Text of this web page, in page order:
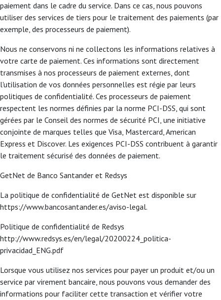
paiement dans le cadre du service. Dans ce cas, nous pouvons
utiliser des services de tiers pour le traitement des paiements (par
exemple, des processeurs de paiement).
Nous ne conservons ni ne collectons les informations relatives à
votre carte de paiement. Ces informations sont directement
transmises à nos processeurs de paiement externes, dont
l'utilisation de vos données personnelles est régie par leurs
politiques de confidentialité. Ces processeurs de paiement
respectent les normes définies par la norme PCI-DSS, qui sont
gérées par le Conseil des normes de sécurité PCI, une initiative
conjointe de marques telles que Visa, Mastercard, American
Express et Discover. Les exigences PCI-DSS contribuent à garantir
le traitement sécurisé des données de paiement.
GetNet de Banco Santander et Redsys
La politique de confidentialité de GetNet est disponible sur
https://www.bancosantander.es/aviso-legal.
Politique de confidentialité de Redsys
http://www.redsys.es/en/legal/20200224_politica-
privacidad_ENG.pdf
Lorsque vous utilisez nos services pour payer un produit et/ou un
service par virement bancaire, nous pouvons vous demander des
informations pour faciliter cette transaction et vérifier votre